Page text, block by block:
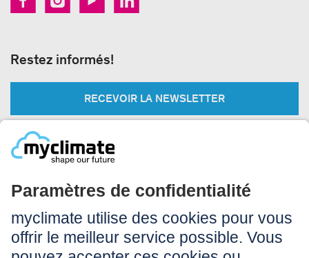
Restez informés!
RECEVOIR LA NEWSLETTER
Impressum
Conditions d’utilisation